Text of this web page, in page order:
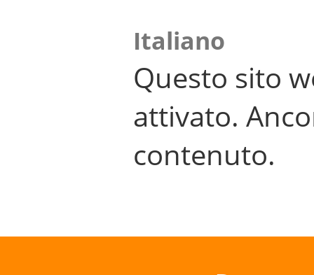
Italiano
Questo sito
attivato.
contenuto.